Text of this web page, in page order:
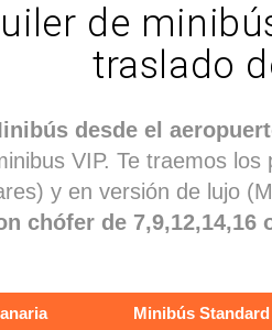
de
traslado
desde el
VIP. Te traemos
y en versión de lujo
chófer de 7,9,12,14,16
Minibús Standard